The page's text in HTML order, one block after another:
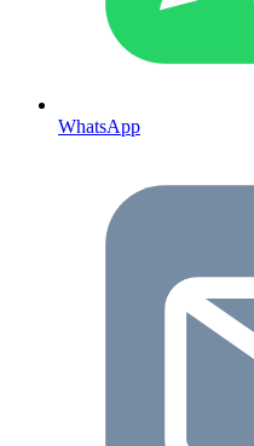
WhatsApp